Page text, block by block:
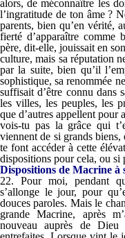
alors, de méconnaître les
l’ingratitude de ton âme ?
parents, bien qu’en vérité,
fierté d’apparaître comme
père, dit-elle, jouissait en
culture, mais sa réputation
par la suite, bien qu’il
sophistique, sa renommée
suffisait d’être connu dans
les villes, les peuples, les
que d’autres appellent pour
vois-tu pas la grâce qui
viennent de si grands biens,
te font accéder à cette
dispositions pour cela, ou si
Dispositions de Macrine
22. Pour moi, pendant
s’allonge le jour, pour
douces paroles. Mais le
grande Macrine, après
nouveau auprès de